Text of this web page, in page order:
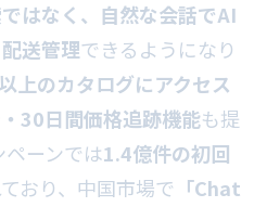
はなく、自然な会話でAI
送管理できるようになり
上のカタログにアクセス
30日間価格追跡機能も提
ーンでは1.4億件の初回
おり、中国市場で 「Chat